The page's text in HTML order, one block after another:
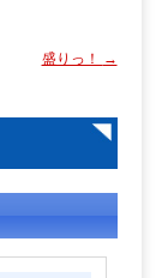
盛りっ！ →